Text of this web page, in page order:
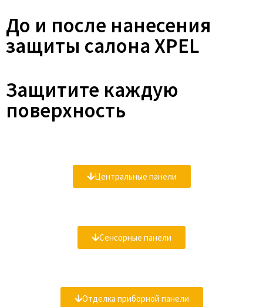
До и после нанесения
защиты салона XPEL
Защитите каждую
поверхность
Центральные панели
Сенсорные панели
Отделка приборной панели